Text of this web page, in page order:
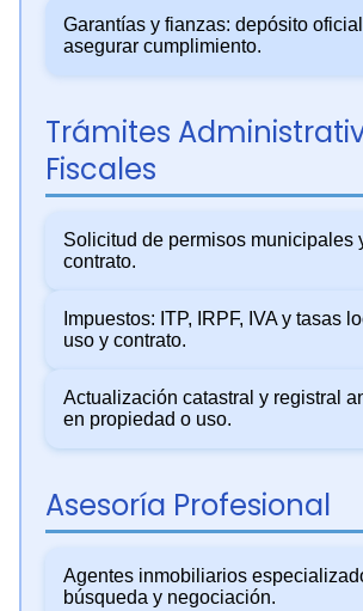
Garantías y fianzas: depósito
asegurar cumplimiento.
Trámites
Fiscales
Solicitud de permisos municipales
contrato.
Impuestos: ITP, IRPF, IVA y tasas
uso y contrato.
Actualización catastral y registral
en propiedad o uso.
Asesoría Profesional
Agentes inmobiliarios
búsqueda y negociación.